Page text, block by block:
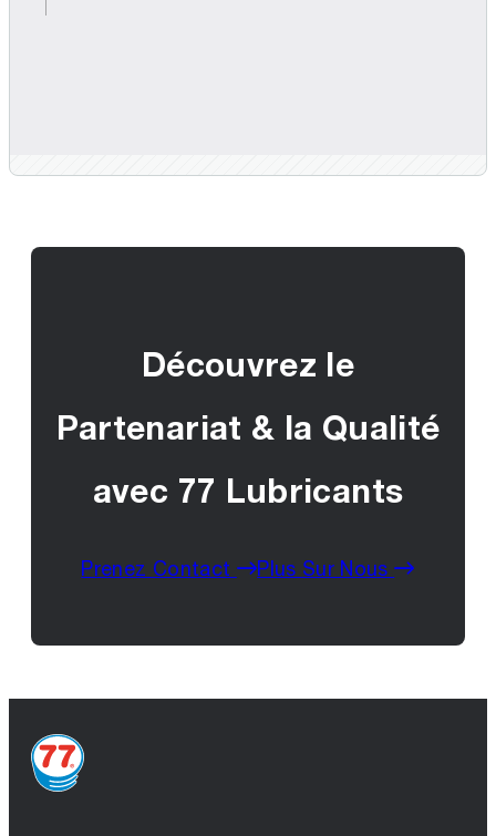
Découvrez le
Partenariat & la Qualité
avec 77 Lubricants
Prenez Contact Plus Sur Nous